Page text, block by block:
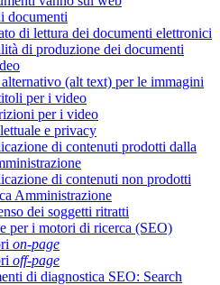
documenti
di lettura dei documenti elettronici
di produzione dei documenti
(alt text) per le immagini
per i video
per i video
e privacy
di contenuti prodotti dalla
di contenuti non prodotti
Amministrazione
dei soggetti ritratti
per i motori di ricerca (SEO)
on-page
off-page
di diagnostica SEO: Search